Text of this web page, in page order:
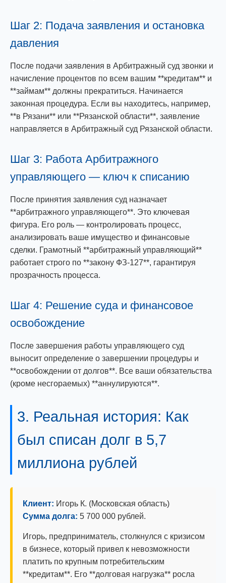
Шаг 2: Подача заявления и остановка
давления
После подачи заявления в Арбитражный суд звонки и
начисление процентов по всем вашим **кредитам** и
**займам** должны прекратиться. Начинается
законная процедура. Если вы находитесь, например,
**в Рязани** или **Рязанской области**, заявление
направляется в Арбитражный суд Рязанской области.
Шаг 3: Работа Арбитражного
управляющего — ключ к списанию
После принятия заявления суд назначает
**арбитражного управляющего**. Это ключевая
фигура. Его роль — контролировать процесс,
анализировать ваше имущество и финансовые
сделки. Грамотный **арбитражный управляющий**
работает строго по **закону ФЗ-127**, гарантируя
прозрачность процесса.
Шаг 4: Решение суда и финансовое
освобождение
После завершения работы управляющего суд
выносит определение о завершении процедуры и
**освобождении от долгов**. Все ваши обязательства
(кроме несгораемых) **аннулируются**.
3. Реальная история: Как
был списан долг в 5,7
миллиона рублей
Клиент: Игорь К. (Московская область)
Сумма долга: 5 700 000 рублей.
Игорь, предприниматель, столкнулся с кризисом
в бизнесе, который привел к невозможности
платить по крупным потребительским
**кредитам**. Его **долговая нагрузка** росла